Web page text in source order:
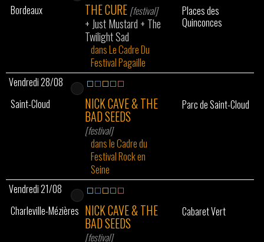
Bordeaux
THE CURE [festival]
+ Just Mustard + The
Twilight Sad
dans Le Cadre Du
Festival Pagaille
Places des
Quinconces
Vendredi 28/08
Saint-Cloud
NICK CAVE & THE
BAD SEEDS
[festival]
dans le Cadre du
Festival Rock en
Seine
Parc de Saint-Cloud
Vendredi 21/08
Charleville-Mézières NICK CAVE & THE
BAD SEEDS
[festival]
Cabaret Vert